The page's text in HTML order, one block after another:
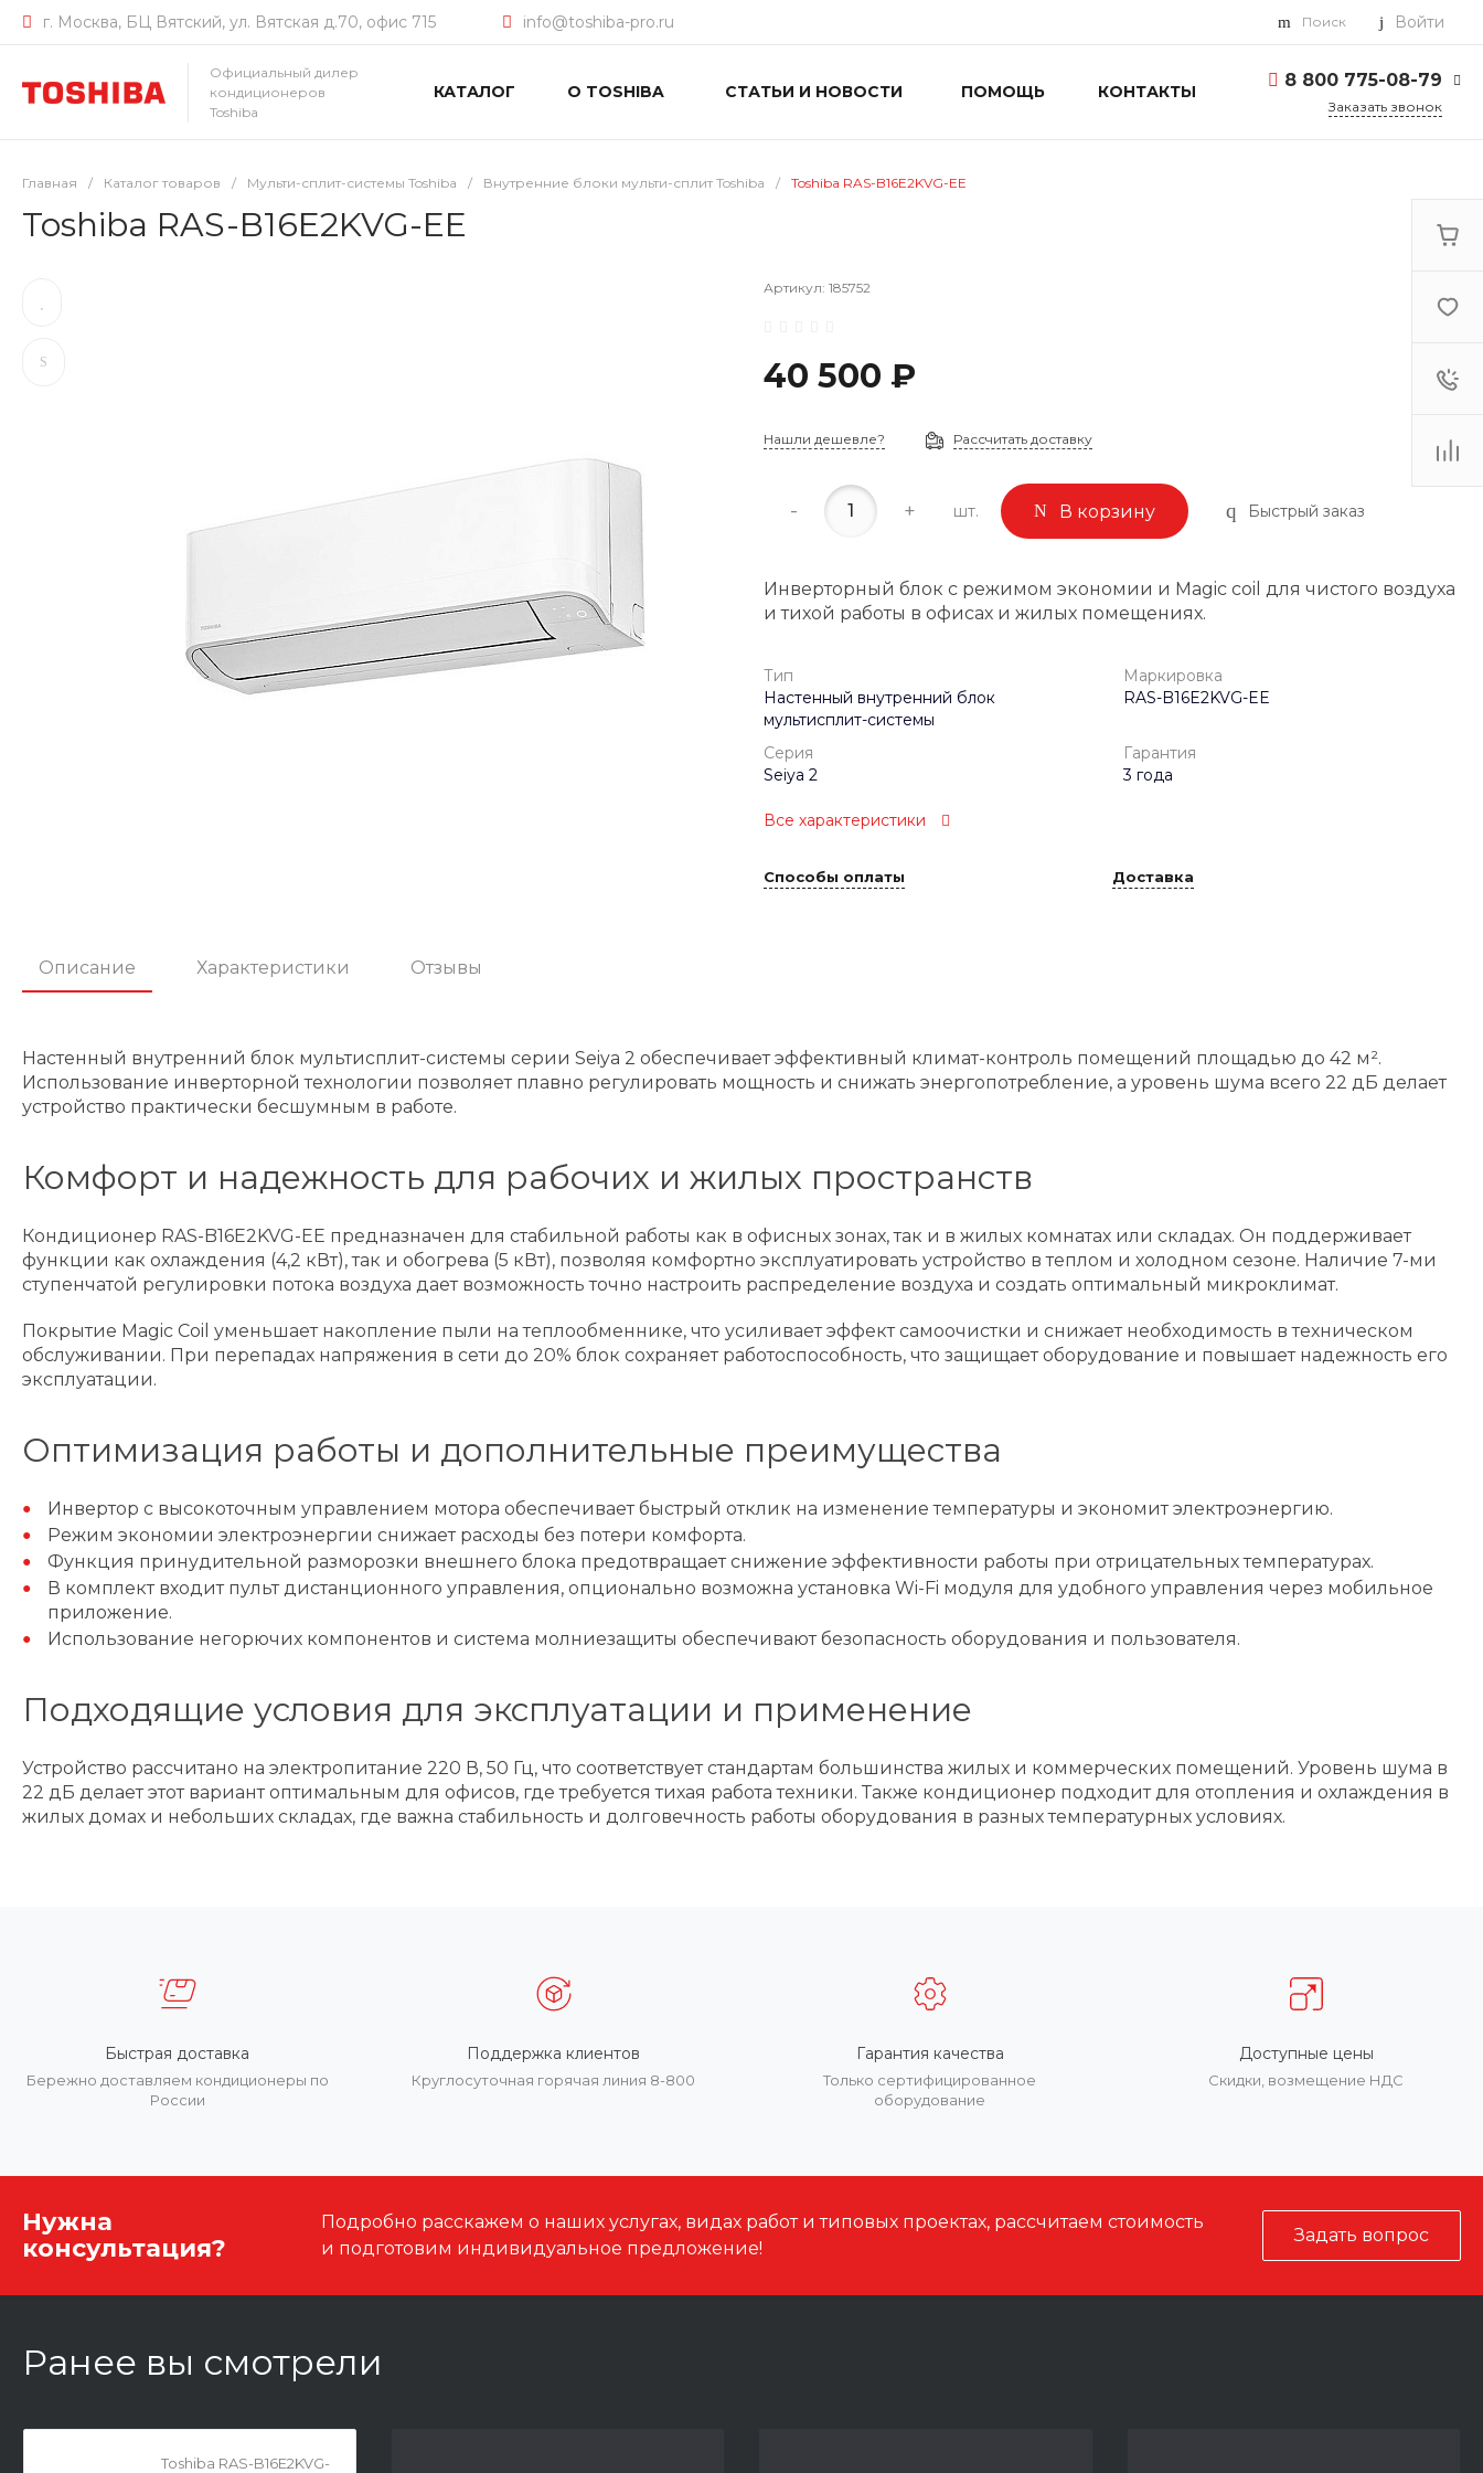
г. Москва, БЦ Вятский, ул. Вятская д.70, офис 715 info@toshiba-pro.ru Поиск Войти
Официальный дилер
кондиционеров
Toshiba
КАТАЛОГ О TOSHIBA СТАТЬИ И НОВОСТИ ПОМОЩЬ КОНТАКТЫ
8 800 775-08-79
Заказать звонок
Главная / Каталог товаров / Мульти-сплит-системы Toshiba / Внутренние блоки мульти-сплит Toshiba / Toshiba RAS-B16E2KVG-EE
Toshiba RAS-B16E2KVG-EE
Артикул: 185752
40 500 ₽
Нашли дешевле? Рассчитать доставку
- + шт. В корзину Быстрый заказ
Инверторный блок с режимом экономии и Magic coil для чистого воздуха
и тихой работы в офисах и жилых помещениях.
Тип
Настенный внутренний блок
мультисплит-системы
Маркировка
RAS-B16E2KVG-EE
Серия
Seiya 2
Гарантия
3 года
Все характеристики
Способы оплаты Доставка
Описание Характеристики Отзывы
Настенный внутренний блок мультисплит-системы серии Seiya 2 обеспечивает эффективный климат-контроль помещений площадью до 42 м².
Использование инверторной технологии позволяет плавно регулировать мощность и снижать энергопотребление, а уровень шума всего 22 дБ делает
устройство практически бесшумным в работе.
Комфорт и надежность для рабочих и жилых пространств
Кондиционер RAS-B16E2KVG-EE предназначен для стабильной работы как в офисных зонах, так и в жилых комнатах или складах. Он поддерживает
функции как охлаждения (4,2 кВт), так и обогрева (5 кВт), позволяя комфортно эксплуатировать устройство в теплом и холодном сезоне. Наличие 7-ми
ступенчатой регулировки потока воздуха дает возможность точно настроить распределение воздуха и создать оптимальный микроклимат.
Покрытие Magic Coil уменьшает накопление пыли на теплообменнике, что усиливает эффект самоочистки и снижает необходимость в техническом
обслуживании. При перепадах напряжения в сети до 20% блок сохраняет работоспособность, что защищает оборудование и повышает надежность его
эксплуатации.
Оптимизация работы и дополнительные преимущества
Инвертор с высокоточным управлением мотора обеспечивает быстрый отклик на изменение температуры и экономит электроэнергию.
Режим экономии электроэнергии снижает расходы без потери комфорта.
Функция принудительной разморозки внешнего блока предотвращает снижение эффективности работы при отрицательных температурах.
В комплект входит пульт дистанционного управления, опционально возможна установка Wi-Fi модуля для удобного управления через мобильное
приложение.
Использование негорючих компонентов и система молниезащиты обеспечивают безопасность оборудования и пользователя.
Подходящие условия для эксплуатации и применение
Устройство рассчитано на электропитание 220 В, 50 Гц, что соответствует стандартам большинства жилых и коммерческих помещений. Уровень шума в
22 дБ делает этот вариант оптимальным для офисов, где требуется тихая работа техники. Также кондиционер подходит для отопления и охлаждения в
жилых домах и небольших складах, где важна стабильность и долговечность работы оборудования в разных температурных условиях.
Быстрая доставка
Бережно доставляем кондиционеры по
России
Поддержка клиентов
Круглосуточная горячая линия 8-800
Гарантия качества
Только сертифицированное
оборудование
Доступные цены
Скидки, возмещение НДС
Нужна
консультация?
Подробно расскажем о наших услугах, видах работ и типовых проектах, рассчитаем стоимость
и подготовим индивидуальное предложение!
Задать вопрос
Ранее вы смотрели
Toshiba RAS-B16E2KVG-